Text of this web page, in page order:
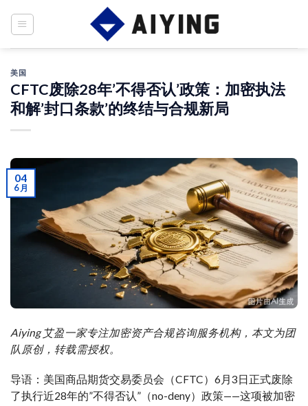
美国
CFTC废除28年’不得否认’政策：加密执法
和解’封口条款’的终结与合规新局
04
6 月
Aiying 艾盈一家专注加密资产合规咨询服务机构，本文为团
队原创，转载需授权。
导语：美国商品期货交易委员会（CFTC）6月3日正式废除
了执行近28年的”不得否认”（no-deny）政策——这项被加密